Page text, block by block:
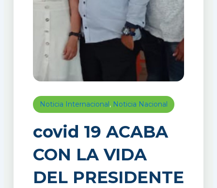
Noticia Internacional, Noticia Nacional
covid 19 ACABA
CON LA VIDA
DEL PRESIDENTE